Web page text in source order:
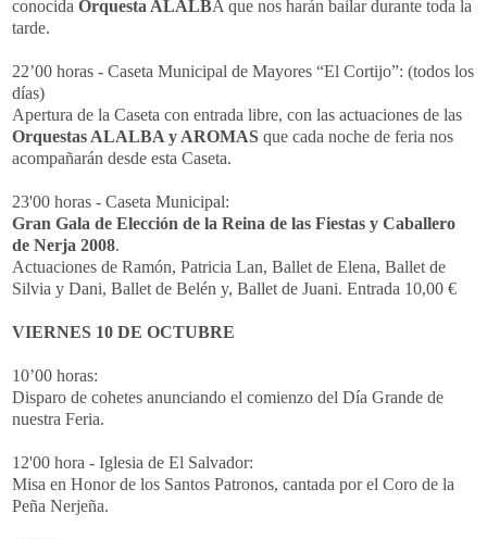
conocida Orquesta ALALBA que nos harán bailar durante toda la
tarde.
22’00 horas - Caseta Municipal de Mayores “El Cortijo”: (todos los
días)
Apertura de la Caseta con entrada libre, con las actuaciones de las
Orquestas ALALBA y AROMAS que cada noche de feria nos
acompañarán desde esta Caseta.
23'00 horas - Caseta Municipal:
Gran Gala de Elección de la Reina de las Fiestas y Caballero
de Nerja 2008.
Actuaciones de Ramón, Patricia Lan, Ballet de Elena, Ballet de
Silvia y Dani, Ballet de Belén y, Ballet de Juani. Entrada 10,00 €
VIERNES 10 DE OCTUBRE
10’00 horas:
Disparo de cohetes anunciando el comienzo del Día Grande de
nuestra Feria.
12'00 hora - Iglesia de El Salvador:
Misa en Honor de los Santos Patronos, cantada por el Coro de la
Peña Nerjeña.